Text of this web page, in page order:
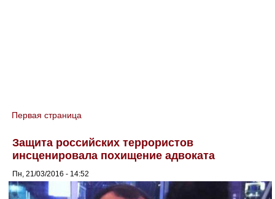
You are here
Первая страница
Защита российских террористов
инсценировала похищение адвоката
Пн, 21/03/2016 - 14:52